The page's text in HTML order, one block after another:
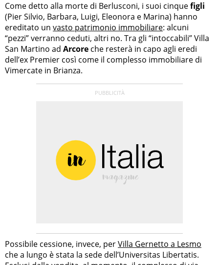
Come detto alla morte di Berlusconi, i suoi cinquefigli
(Pier Silvio, Barbara, Luigi, Eleonora e Marina) hanno
ereditato un vasto patrimonio immobiliare: alcuni
“pezzi” verranno ceduti, altri no. Tra gli “intoccabili” Villa
San Martino ad Arcore che resterà in capo agli eredi
dell’ex Premier così come il complesso immobiliare di
Vimercate in Brianza.
Possibile cessione, invece, perVilla Gernetto a Lesmo
che a lungo è stata la sede dell’Universitas Libertatis.